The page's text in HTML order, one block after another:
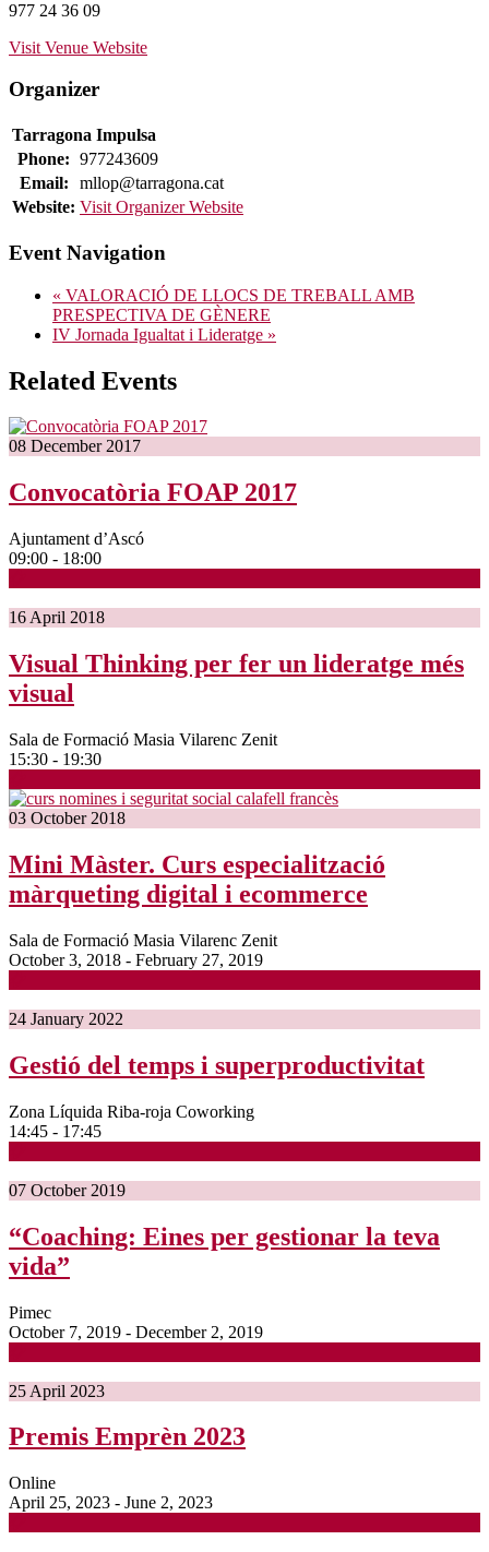
977 24 36 09
Visit Venue Website
Organizer
Tarragona Impulsa
Phone: 977243609
Email:
mllop@tarragona.cat
Website: Visit Organizer Website
Event Navigation
« VALORACIÓ DE LLOCS DE TREBALL AMB
PRESPECTIVA DE GÈNERE
IV Jornada Igualtat i Lideratge »
Related Events
08 December 2017
Convocatòria FOAP 2017
Ajuntament d’Ascó
09:00 - 18:00
16 April 2018
Visual Thinking per fer un lideratge més
visual
Sala de Formació Masia Vilarenc Zenit
15:30 - 19:30
03 October 2018
Mini Màster. Curs especialització
màrqueting digital i ecommerce
Sala de Formació Masia Vilarenc Zenit
October 3, 2018 - February 27, 2019
24 January 2022
Gestió del temps i superproductivitat
Zona Líquida Riba-roja Coworking
14:45 - 17:45
07 October 2019
“Coaching: Eines per gestionar la teva
vida”
Pimec
October 7, 2019 - December 2, 2019
25 April 2023
Premis Emprèn 2023
Online
April 25, 2023 - June 2, 2023